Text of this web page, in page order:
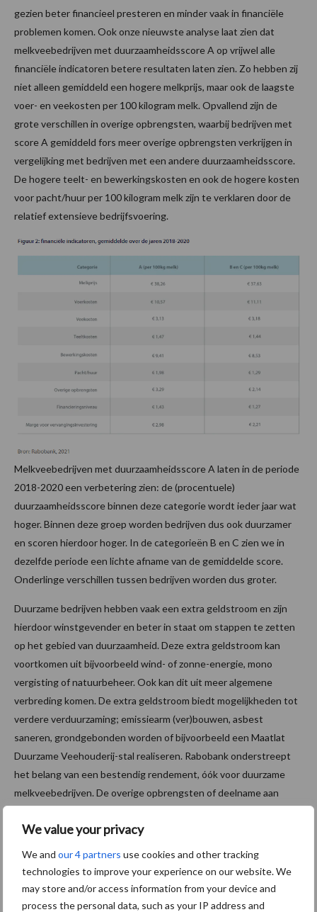
We value your privacy
We and our 4 partners use cookies and other tracking
technologies to improve your experience on our website. We
may store and/or access information from your device and
process the personal data, such as your IP address and
gezien beter financieel presteren en minder vaak in financiële
problemen komen. Ook onze nieuwste analyse laat zien dat
melkveebedrijven met duurzaamheidsscore A op vrijwel alle
financiële indicatoren betere resultaten laten zien. Zo hebben zij
niet alleen gemiddeld een hogere melkprijs, maar ook de laagste
voer- en veekosten per 100 kilogram melk. Opvallend zijn de
grote verschillen in overige opbrengsten, waarbij bedrijven met
score A gemiddeld fors meer overige opbrengsten verkrijgen in
vergelijking met bedrijven met een andere duurzaamheidsscore.
De hogere teelt- en bewerkingskosten en ook de hogere kosten
voor pacht/huur per 100 kilogram melk zijn te verklaren door de
relatief extensieve bedrijfsvoering.
Melkveebedrijven met duurzaamheidsscore A laten in de periode
2018-2020 een verbetering zien: de (procentuele)
duurzaamheidsscore binnen deze categorie wordt ieder jaar wat
hoger. Binnen deze groep worden bedrijven dus ook duurzamer
en scoren hierdoor hoger. In de categorieën B en C zien we in
dezelfde periode een lichte afname van de gemiddelde score.
Onderlinge verschillen tussen bedrijven worden dus groter.
Duurzame bedrijven hebben vaak een extra geldstroom en zijn
hierdoor winstgevender en beter in staat om stappen te zetten
op het gebied van duurzaamheid. Deze extra geldstroom kan
voortkomen uit bijvoorbeeld wind- of zonne-energie, mono
vergisting of natuurbeheer. Ook kan dit uit meer algemene
verbreding komen. De extra geldstroom biedt mogelijkheden tot
verdere verduurzaming; emissiearm (ver)bouwen, asbest
saneren, grondgebonden worden of bijvoorbeeld een Maatlat
Duurzame Veehouderij-stal realiseren. Rabobank onderstreept
het belang van een bestendig rendement, óók voor duurzame
melkveebedrijven. De overige opbrengsten of deelname aan
ontwikkelen. Voor een melkveebedrijf met gemiddelde omvang
stappen te kunnen zetten op het gebied van duurzaamheid.
Nieuwe concepten en marktproposities kunnen hier kansen
bieden.